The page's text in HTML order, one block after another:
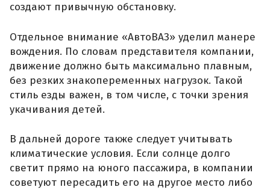
создают привычную обстановку.
Отдельное внимание «АвтоВАЗ» уделил манере
вождения. По словам представителя компании,
движение должно быть максимально плавным,
без резких знакопеременных нагрузок. Такой
стиль езды важен, в том числе, с точки зрения
укачивания детей.
В дальней дороге также следует учитывать
климатические условия. Если солнце долго
светит прямо на юного пассажира, в компании
советуют пересадить его на другое место либо